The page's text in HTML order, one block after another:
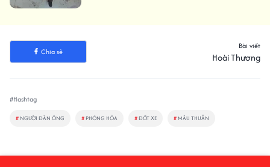
Chia sẻ
Bài viết
Hoài Thương
#Hashtag
# NGƯỜI ĐÀN ÔNG # PHÓNG HỎA #ĐỐT XE # MÂU THUẪN